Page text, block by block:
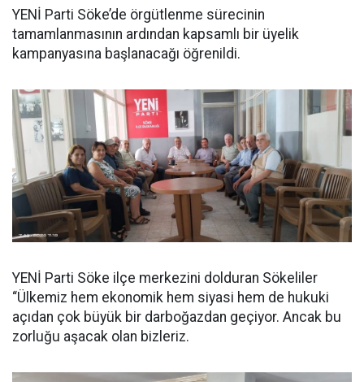
YENİ Parti Söke’de örgütlenme sürecinin
tamamlanmasının ardından kapsamlı bir üyelik
kampanyasına başlanacağı öğrenildi.
YENİ Parti Söke ilçe merkezini dolduran Sökeliler
“Ülkemiz hem ekonomik hem siyasi hem de hukuki
açıdan çok büyük bir darboğazdan geçiyor. Ancak bu
zorluğu aşacak olan bizleriz.